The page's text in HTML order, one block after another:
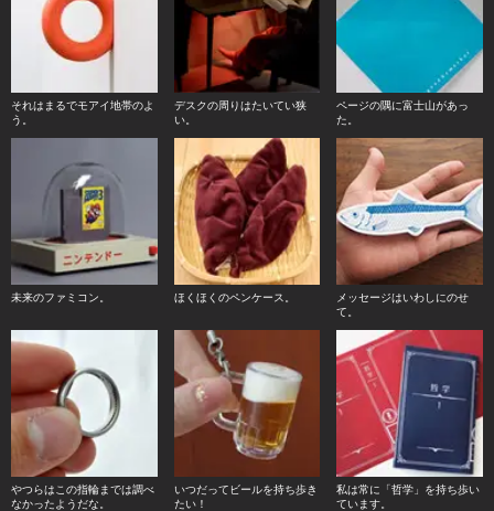
それはまるでモアイ地帯のよ
う。
デスクの周りはたいてい狭
い。
ページの隅に富士山があっ
た。
未来のファミコン。 ほくほくのペンケース。
メッセージはいわしにのせ
て。
やつらはこの指輪までは調べ
なかったようだな。
いつだってビールを持ち歩き
たい！
私は常に「哲学」を持ち歩い
ています。